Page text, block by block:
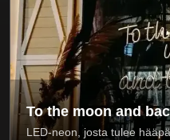
To the moon and
LED-neon, josta tulee